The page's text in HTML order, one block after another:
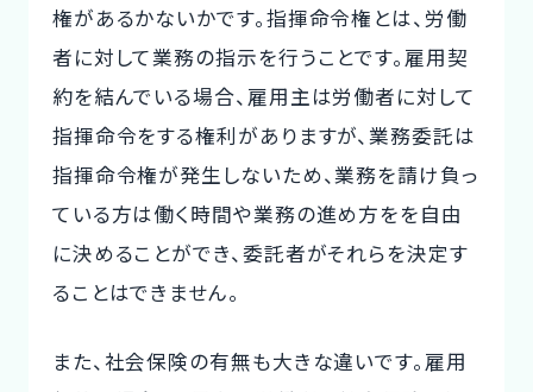
権があるかないかです。指揮命令権とは、労働
者に対して業務の指示を行うことです。雇用契
約を結んでいる場合、雇用主は労働者に対して
指揮命令をする権利がありますが、業務委託は
指揮命令権が発生しないため、業務を請け負っ
ている方は働く時間や業務の進め方をを自由
に決めることができ、委託者がそれらを決定す
ることはできません。
また、社会保険の有無も大きな違いです。雇用